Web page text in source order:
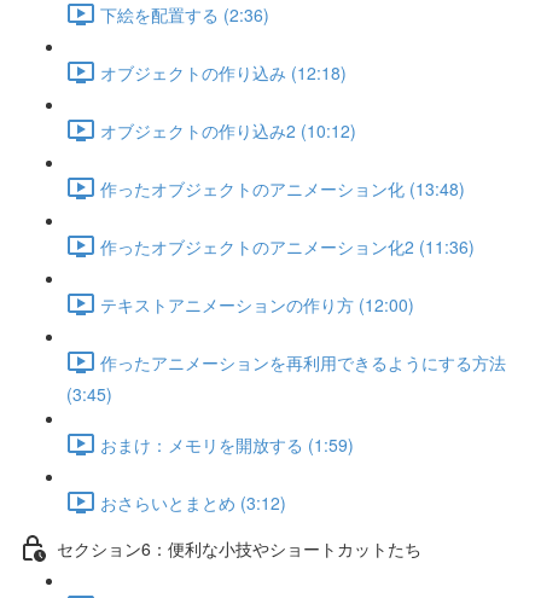
下絵を配置する (2:36)
オブジェクトの作り込み (12:18)
オブジェクトの作り込み2 (10:12)
作ったオブジェクトのアニメーション化 (13:48)
作ったオブジェクトのアニメーション化2 (11:36)
テキストアニメーションの作り方 (12:00)
作ったアニメーションを再利用できるようにする方法
(3:45)
おまけ：メモリを開放する (1:59)
おさらいとまとめ (3:12)
セクション6：便利な小技やショートカットたち